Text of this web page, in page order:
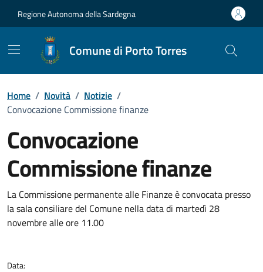
Regione Autonoma della Sardegna
Comune di Porto Torres
Home / Novità / Notizie /
Convocazione Commissione finanze
Convocazione
Commissione finanze
Dettagli della notizia
La Commissione permanente alle Finanze è convocata presso
la sala consiliare del Comune nella data di martedì 28
novembre alle ore 11.00
Data: